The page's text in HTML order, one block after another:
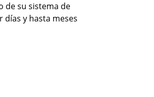
de su sistema de
y hasta meses